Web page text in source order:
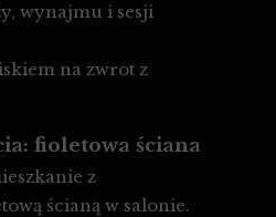
fioletowa ściana
z
ścianą w salonie.
wynajmu i sesji
na zwrot z